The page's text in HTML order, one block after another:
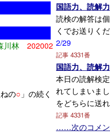
川林
202002
の○ 」の続く
国語力、読解力
読検の解答は
くでお送りくだ
2/29
記事 4331番
国語力、読解力
本日の読解検
れてしまいま
をどちらに送
記事 4331番
……次のコメン